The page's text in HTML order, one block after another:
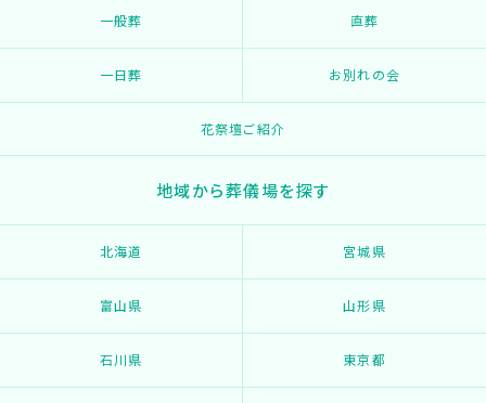
一般葬 直葬
一日葬 お別れの会
花祭壇ご紹介
地域から葬儀場を探す
北海道 宮城県
富山県 山形県
石川県 東京都